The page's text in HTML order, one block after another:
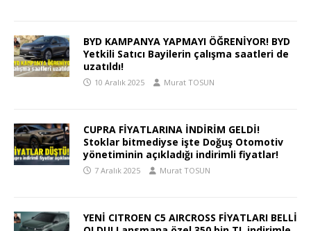
BYD KAMPANYA YAPMAYI ÖĞRENİYOR! BYD
Yetkili Satıcı Bayilerin çalışma saatleri de
uzatıldı!
10 Aralık 2025 Murat TOSUN
CUPRA FİYATLARINA İNDİRİM GELDİ!
Stoklar bitmediyse işte Doğuş Otomotiv
yönetiminin açıkladığı indirimli fiyatlar!
7 Aralık 2025 Murat TOSUN
YENİ CITROEN C5 AIRCROSS FİYATLARI BELLİ